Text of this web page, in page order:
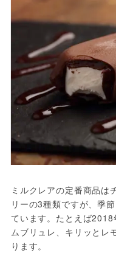
ミルクレアの定番商品は
リーの3種類ですが、季
ています。たとえば
ムブリュレ、キリッとレ
ります。